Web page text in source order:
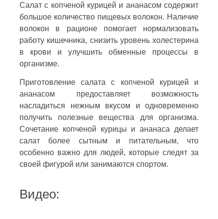
Салат с копченой курицей и ананасом содержит
большое количество пищевых волокон. Наличие
волокон в рационе помогает нормализовать
работу кишечника, снизить уровень холестерина
в крови и улучшить обменные процессы в
организме.
Приготовление салата с копченой курицей и
ананасом предоставляет возможность
насладиться нежным вкусом и одновременно
получить полезные вещества для организма.
Сочетание копченой курицы и ананаса делает
салат более сытным и питательным, что
особенно важно для людей, которые следят за
своей фигурой или занимаются спортом.
Видео: